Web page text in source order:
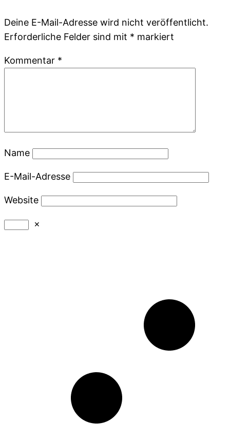
Deine E-Mail-Adresse wird nicht veröffentlicht.
Erforderliche Felder sind mit * markiert
Kommentar *
Name
E-Mail-Adresse
Website
×